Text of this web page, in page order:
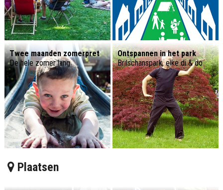
Twee maanden zomerpret
De hele zomer lang
Ontspannen in het park
Brilschanspark, elke di & do
Plaatsen